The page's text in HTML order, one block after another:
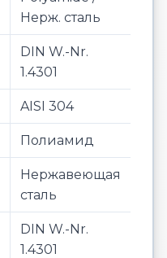
Нерж. сталь
DIN W.-Nr.
1.4301
AISI 304
Полиамид
Нержавеющая
сталь
DIN W.-Nr.
1.4301